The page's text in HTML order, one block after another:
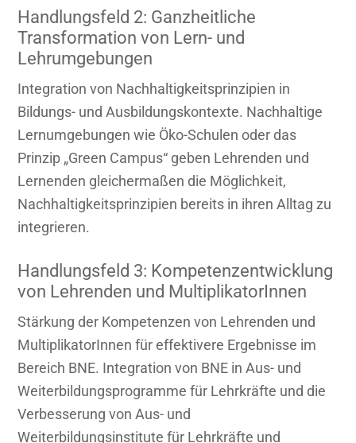
Handlungsfeld 2: Ganzheitliche
Transformation von Lern- und
Lehrumgebungen
Integration von Nachhaltigkeitsprinzipien in
Bildungs- und Ausbildungskontexte. Nachhaltige
Lernumgebungen wie Öko-Schulen oder das
Prinzip „Green Campus“ geben Lehrenden und
Lernenden gleichermaßen die Möglichkeit,
Nachhaltigkeitsprinzipien bereits in ihren Alltag zu
integrieren.
Handlungsfeld 3: Kompetenzentwicklung
von Lehrenden und MultiplikatorInnen
Stärkung der Kompetenzen von Lehrenden und
MultiplikatorInnen für effektivere Ergebnisse im
Bereich BNE. Integration von BNE in Aus- und
Weiterbildungsprogramme für Lehrkräfte und die
Verbesserung von Aus- und
Weiterbildungsinstitute für Lehrkräfte und